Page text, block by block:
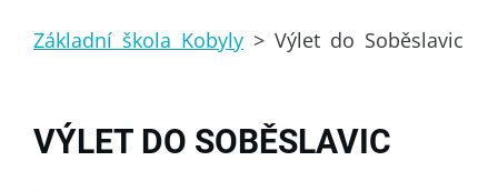
Základní škola Kobyly > Výlet do Soběslavic
VÝLET DO SOBĚSLAVIC